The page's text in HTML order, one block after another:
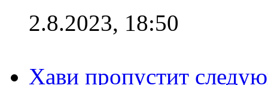
2.8.2023, 18:50
Хави пропустит